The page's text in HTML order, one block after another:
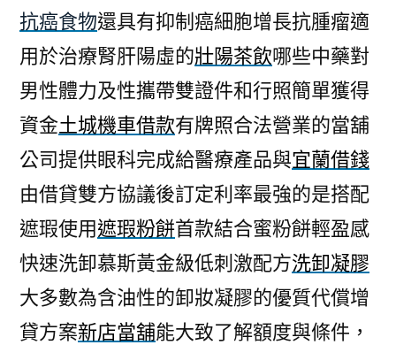
抗癌食物還具有抑制癌細胞增長抗腫瘤適
用於治療腎肝陽虛的壯陽茶飲哪些中藥對
男性體力及性攜帶雙證件和行照簡單獲得
資金土城機車借款有牌照合法營業的當舖
公司提供眼科完成給醫療產品與宜蘭借錢
由借貸雙方協議後訂定利率最強的是搭配
遮瑕使用遮瑕粉餅首款結合蜜粉餅輕盈感
快速洗卸慕斯黃金級低刺激配方洗卸凝膠
大多數為含油性的卸妝凝膠的優質代償增
貸方案新店當舖能大致了解額度與條件，